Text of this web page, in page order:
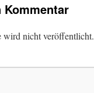
Kommentar
nicht veröffentlicht.